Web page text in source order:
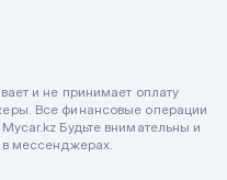
и не принимает оплату
Все финансовые операции
Будьте внимательны и
в мессенджерах.